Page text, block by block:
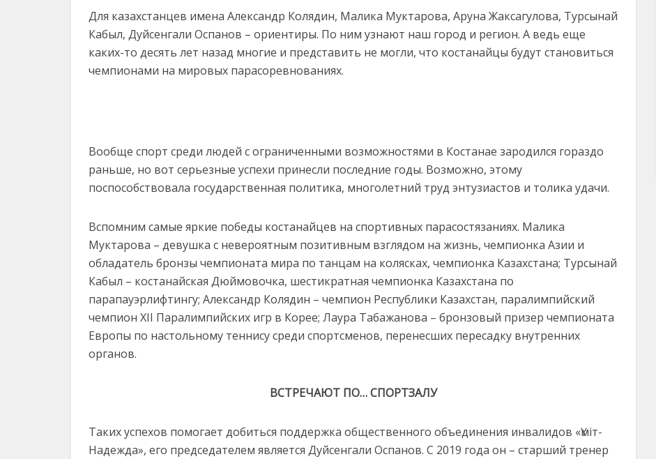
Для казахстанцев имена Александр Колядин, Малика Муктарова, Аруна Жаксагулова, Турсынай
Кабыл, Дуйсенгали Оспанов – ориентиры. По ним узнают наш город и регион. А ведь еще
каких-то десять лет назад многие и представить не могли, что костанайцы будут становиться
чемпионами на мировых парасоревнованиях.
Вообще спорт среди людей с ограниченными возможностями в Костанае зародился гораздо
раньше, но вот серьезные успехи принесли последние годы. Возможно, этому
поспособствовала государственная политика, многолетний труд энтузиастов и толика удачи.
Вспомним самые яркие победы костанайцев на спортивных парасостязаниях. Малика
Муктарова – девушка с невероятным позитивным взглядом на жизнь, чемпионка Азии и
обладатель бронзы чемпионата мира по танцам на колясках, чемпионка Казахстана; Турсынай
Кабыл – костанайская Дюймовочка, шестикратная чемпионка Казахстана по
парапауэрлифтингу; Александр Колядин – чемпион Республики Казахстан, паралимпийский
чемпион XII Паралимпийских игр в Корее; Лаура Табажанова – бронзовый призер чемпионата
Европы по настольному теннису среди спортсменов, перенесших пересадку внутренних
органов.
ВСТРЕЧАЮТ ПО… СПОРТЗАЛУ
Таких успехов помогает добиться поддержка общественного объединения инвалидов «Үміт-
Надежда», его председателем является Дуйсенгали Оспанов. С 2019 года он – старший тренер